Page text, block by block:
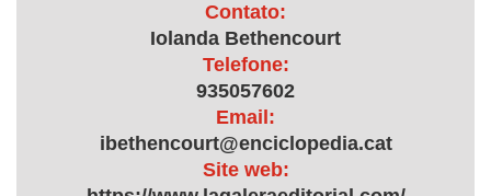
Contato:
Iolanda Bethencourt
Telefone:
935057602
Email:
ibethencourt@enciclopedia.cat
Site web: